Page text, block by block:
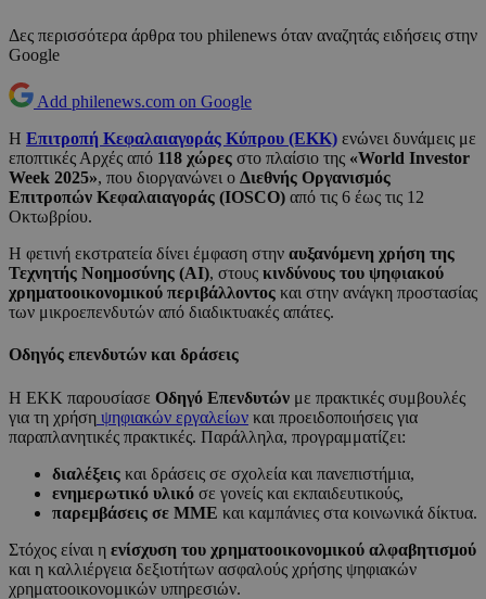
Δες περισσότερα άρθρα του philenews όταν αναζητάς ειδήσεις στην
Google
Add philenews.com on Google
Η Επιτροπή Κεφαλαιαγοράς Κύπρου (ΕΚΚ) ενώνει δυνάμεις με
εποπτικές Αρχές από 118 χώρες στο πλαίσιο της «World Investor
Week 2025», που διοργανώνει ο Διεθνής Οργανισμός
Επιτροπών Κεφαλαιαγοράς (IOSCO) από τις 6 έως τις 12
Οκτωβρίου.
Η φετινή εκστρατεία δίνει έμφαση στην αυξανόμενη χρήση της
Τεχνητής Νοημοσύνης (ΑΙ), στους κινδύνους του ψηφιακού
χρηματοοικονομικού περιβάλλοντος και στην ανάγκη προστασίας
των μικροεπενδυτών από διαδικτυακές απάτες.
Οδηγός επενδυτών και δράσεις
Η ΕΚΚ παρουσίασε Οδηγό Επενδυτών με πρακτικές συμβουλές
για τη χρήση ψηφιακών εργαλείων και προειδοποιήσεις για
παραπλανητικές πρακτικές. Παράλληλα, προγραμματίζει:
διαλέξεις και δράσεις σε σχολεία και πανεπιστήμια,
ενημερωτικό υλικό σε γονείς και εκπαιδευτικούς,
παρεμβάσεις σε ΜΜΕ και καμπάνιες στα κοινωνικά δίκτυα.
Στόχος είναι η ενίσχυση του χρηματοοικονομικού αλφαβητισμού
και η καλλιέργεια δεξιοτήτων ασφαλούς χρήσης ψηφιακών
χρηματοοικονομικών υπηρεσιών.